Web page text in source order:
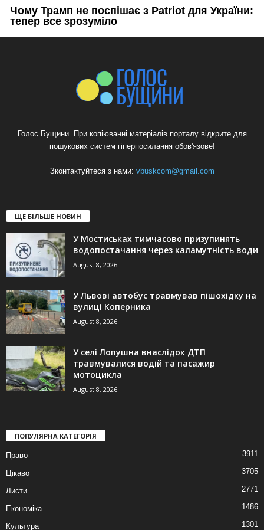
Голос Бущини. При копіюванні матеріалів порталу відкрите для
пошукових систем гіперпосилання обов'язове!
Зконтактуйтеся з нами: vbuskcom@gmail.com
ЩЕ БІЛЬШЕ НОВИН
У Мостиськах тимчасово призупинять
водопостачання через каламутність води
August 8, 2026
У Львові автобус травмував пішохідку на
вулиці Коперника
August 8, 2026
У селі Лопушна внаслідок ДТП
травмувалися водій та пасажир
мотоцикла
August 8, 2026
ПОПУЛЯРНА КАТЕГОРІЯ
Право 3911
Цікаво 3705
Листи 2771
Економіка 1486
Культура 1301